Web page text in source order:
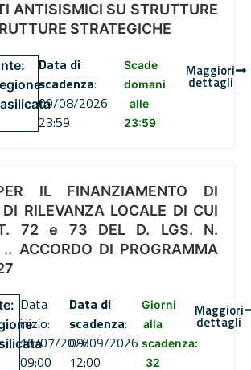
ANTISISMICI SU STRUTTURE
STRATEGICHE
Data di
scadenza:
09/08/2026
23:59
Scade
domani
alle
23:59
Maggiori
dettagli
IL FINANZIAMENTO DI
RILEVANZA LOCALE DI CUI
72 e 73 DEL D. LGS. N.
ACCORDO DI PROGRAMMA
Data
inizio:
16/07/2026
09:00
Data di
scadenza:
09/09/2026
12:00
Giorni
alla
scadenza:
32
Maggiori
dettagli